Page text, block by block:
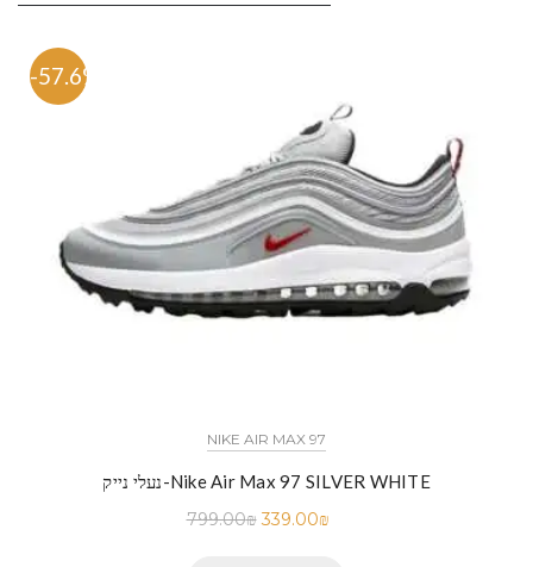
-57.6%
NIKE AIR MAX 97
נעלי נייק-Nike Air Max 97 SILVER WHITE
799.00₪ 339.00₪